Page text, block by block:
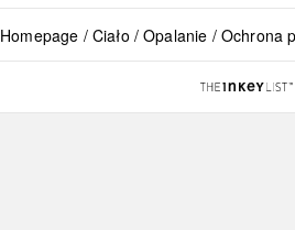
Homepage Ciało Opalanie Ochrona